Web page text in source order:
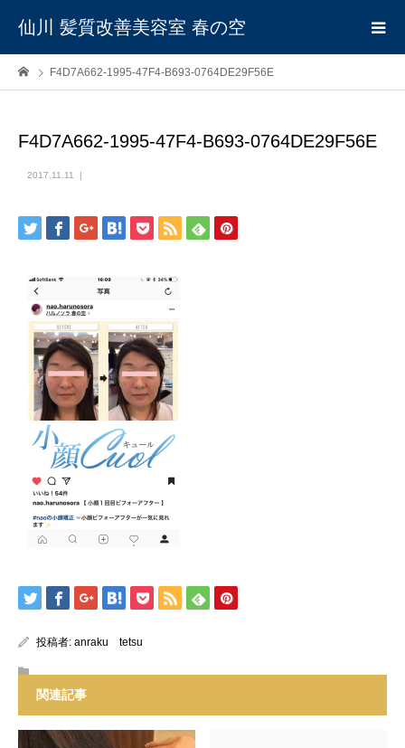
仙川 髪質改善美容室 春の空
F4D7A662-1995-47F4-B693-0764DE29F56E
F4D7A662-1995-47F4-B693-0764DE29F56E
2017.11.11
投稿者: anraku tetsu
関連記事